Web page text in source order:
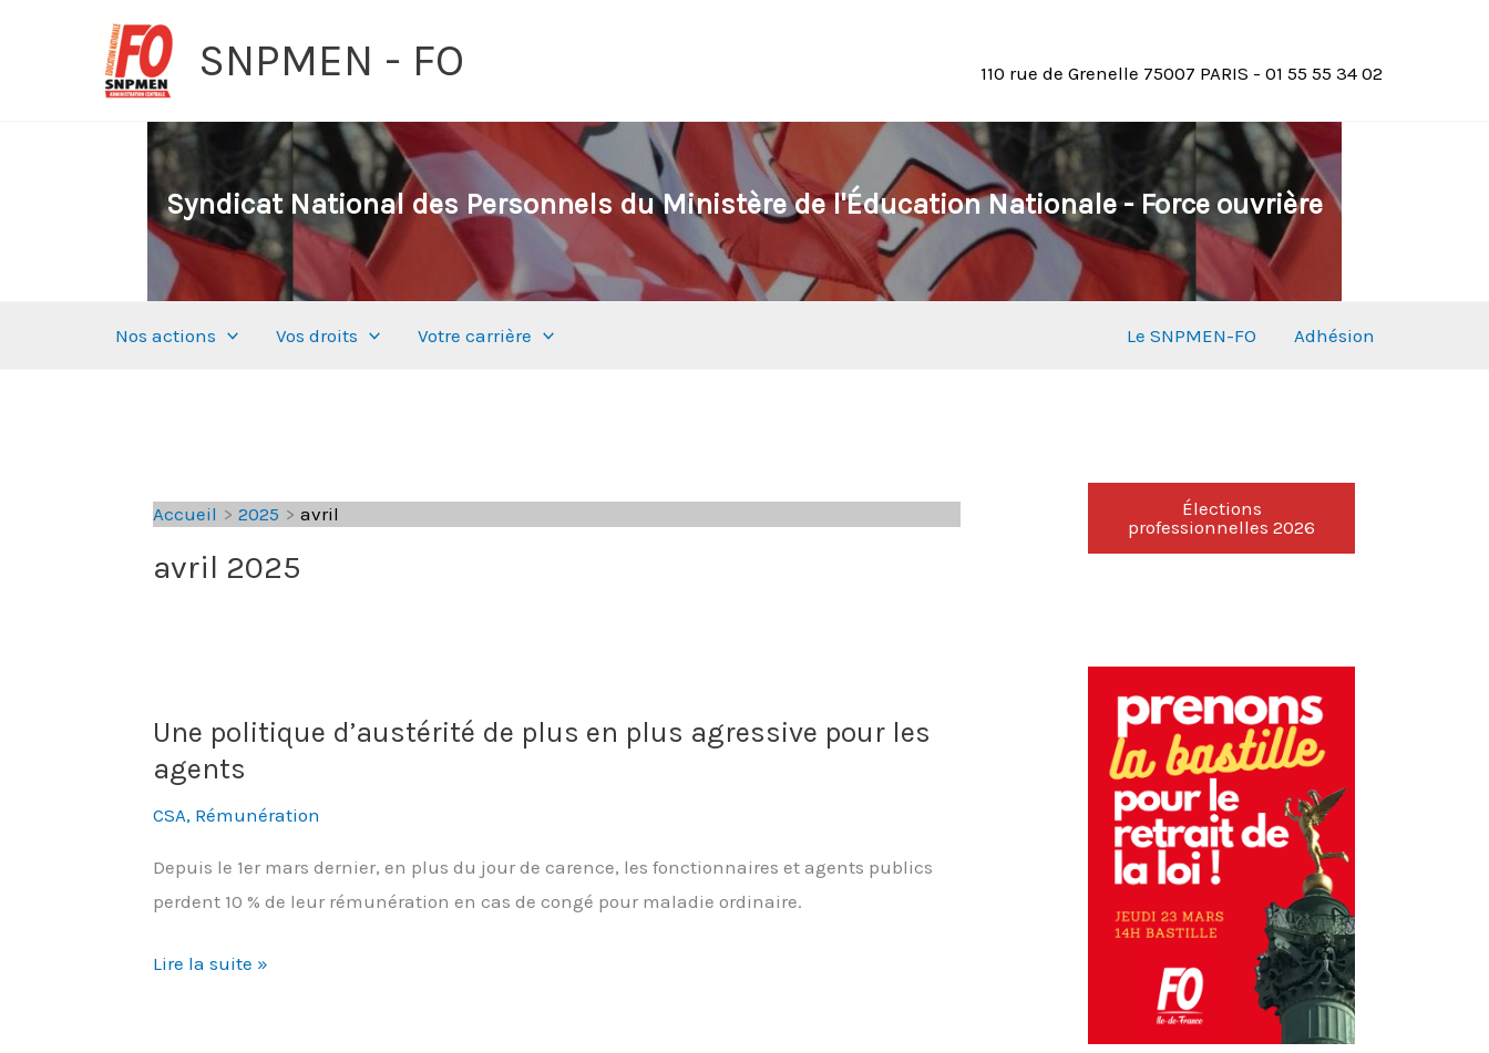
SNPMEN - FO 110 rue de Grenelle 75007 PARIS - 01 55 55 34 02
Syndicat National des Personnels du Ministère de l'Éducation Nationale - Force ouvrière
Nos actions Vos droits Votre carrière Le SNPMEN-FO Adhésion
Accueil 2025 avril
avril 2025
Une politique d’austérité de plus en plus agressive pour les
agents
CSA, Rémunération
Depuis le 1er mars dernier, en plus du jour de carence, les fonctionnaires et agents publics
perdent 10 % de leur rémunération en cas de congé pour maladie ordinaire.
Une
Lire la suite »
Élections
professionnelles 2026